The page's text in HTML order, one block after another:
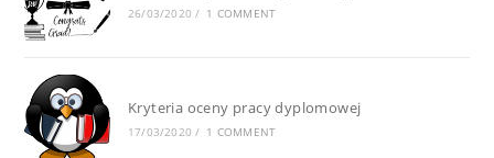
26/03/2020 / 1 COMMENT
Kryteria oceny pracy dyplomowej
17/03/2020 / 1 COMMENT